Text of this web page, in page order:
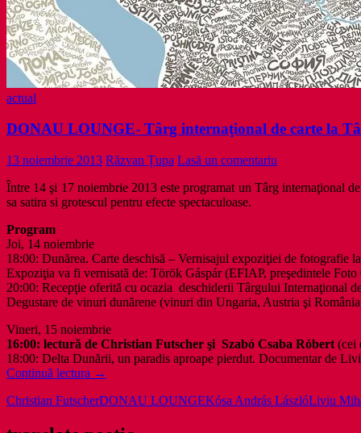
actual
DONAU LOUNGE- Târg internaţional de carte la
13 noiembrie 2013 Răzvan Țupa Lasă un comentariu
Între 14 şi 17 noiembrie 2013 este programat un Târg internaţional
sa satira si grotescul pentru efecte spectaculoase.
Program
Joi, 14 noiembrie
18:00: Dunărea. Carte deschisă – Vernisajul expoziţiei de fotografie
Expoziţia va fi vernisată de: Török Gáspár (EFIAP, preşedintele
20:00: Recepţie oferită cu ocazia deschiderii Târgului Internaţional
Degustare de vinuri dunărene (vinuri din Ungaria, Austria şi
Vineri, 15 noiembrie
16:00: lectură de Christian Futscher şi Szabó Csaba Róbert (cei
18:00: Delta Dunării, un paradis aproape pierdut. Documentar de
Continuă lectura DONAU
Târg
→
Christian FutscherDONAU LOUNGEKósa András LászlóLiviu